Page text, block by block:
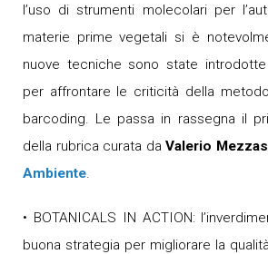
l’uso di strumenti molecolari per
materie prime vegetali si è
nuove tecniche sono state
per affrontare le criticità della
barcoding. Le passa in rassegna il
della rubrica curata daValerio
Ambiente
• BOTANICALS IN ACTION:
buona strategia per migliorare la